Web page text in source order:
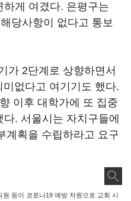
게 여겼다. 은평구는
당사항이 없다고 통보
가 2단계로 상향하면서
없다고 여기기도 했다.
이후 대학가에 또 집중
. 서울시는 자치구들에
계획을 수립하라고 요구
등이 코로나19 예방 차원으로 교회 시